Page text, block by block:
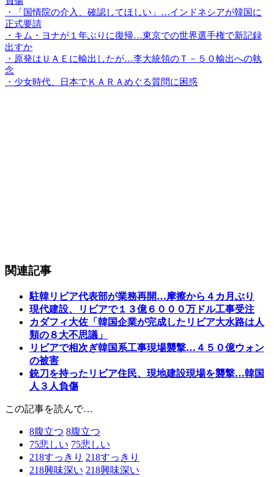
・「国情院の介入、確認してほしい」…インドネシアが韓国に
正式要請
・キム・ヨナが１年ぶりに復帰…東京での世界選手権で新記録
出すか
・原発はＵＡＥに輸出したが…李大統領のＴ－５０輸出への執
念
・少女時代、日本でＫＡＲＡめぐる質問に困惑
関連記事
駐韓リビア代表部が業務再開…摩擦から４カ月ぶり
現代建設、リビアで１３億６０００万ドル工事受注
カダフィ大佐「韓国企業が完成したリビア大水路は人
類の８大不思議」
リビアで相次ぎ韓国系工事現場襲撃…４５０億ウォン
の被害
銃刀を持ったリビア住民、現地建設現場を襲撃…韓国
人３人負傷
この記事を読んで…
8腹立つ 8腹立つ
75悲しい 75悲しい
218すっきり 218すっきり
218興味深い 218興味深い